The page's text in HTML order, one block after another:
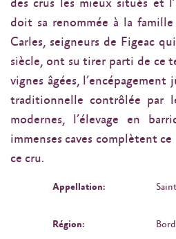
des crus les mieux situés et
doit sa renommée à la
Carles, seigneurs de Figeac
siècle, ont su tirer parti de ce
vignes âgées,
traditionnelle contrôlée par
modernes, l’élevage en
immenses caves complètent
ce cru.
Appellation:
Région: